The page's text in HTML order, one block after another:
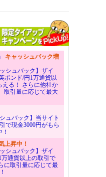
キャッシュバック増
シュバック】ザイ
ポンド/円1万通貨以
える！ さらに他社か
取引量に応じて最大
ュバック】当サイト
で現金3000円がもら
上昇中！
シュバック】ザイ
通貨以上の取引で
に取引量に応じて最